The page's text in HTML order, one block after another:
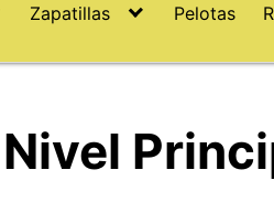
Zapatillas Pelotas